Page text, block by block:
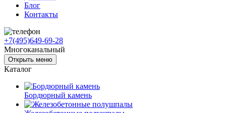
Блог
Контакты
+7(495)649-69-28
Многоканальный
Открыть меню
Каталог
Бордюрный камень